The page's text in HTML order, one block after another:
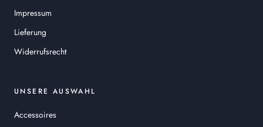
Impressum
Lieferung
Widerrufsrecht
UNSERE AUSWAHL
Accessoires